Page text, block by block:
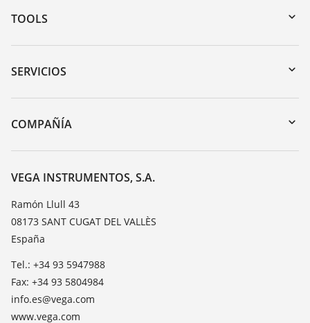
TOOLS
Zona de descarga
Búsqueda por número de serie
DTM Collection/PACTware
SERVICIOS
Devolución de instrumentos
Cursos de formacion
TeamViewer
COMPAÑÍA
Acerca de VEGA
Contacto
Notícias
Prensa
Blog
VEGA INSTRUMENTOS, S.A.
Ramón Llull 43
08173 SANT CUGAT DEL VALLÈS
España
Tel.: +34 93 5947988
Fax: +34 93 5804984
info.es@vega.com
www.vega.com